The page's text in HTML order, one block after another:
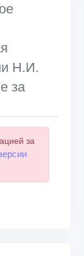
Н.И.
за
за